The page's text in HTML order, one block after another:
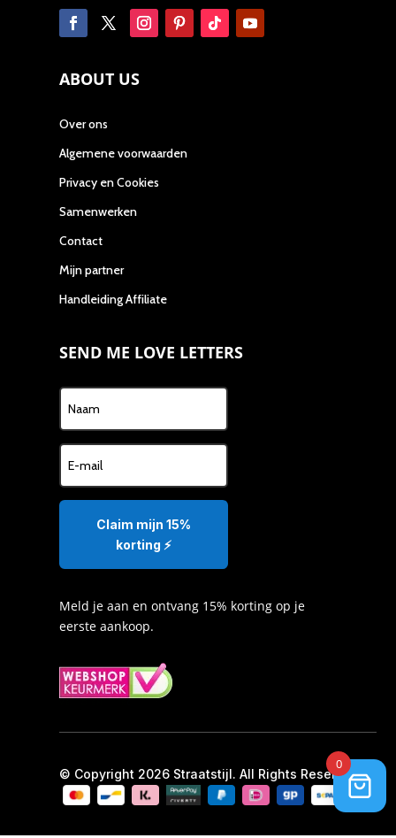
ABOUT US
Over ons
Algemene voorwaarden
Privacy en Cookies
Samenwerken
Contact
Mijn partner
Handleiding Affiliate
SEND ME LOVE LETTERS
Claim mijn 15%
korting ⚡️
Meld je aan en ontvang 15% korting op je
eerste aankoop.
© Copyright 2026 Straatstijl. All Rights Reserved.
0